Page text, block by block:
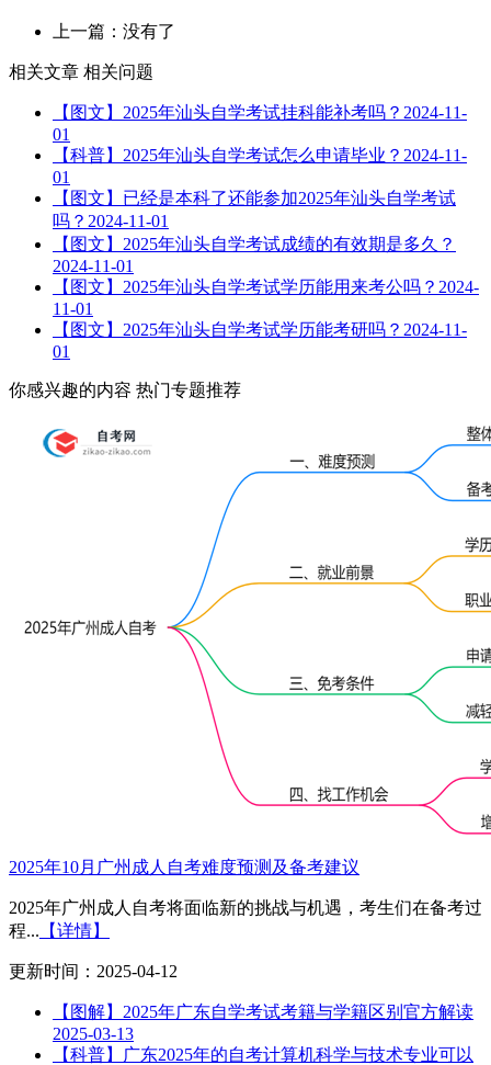
上一篇：没有了
相关文章 相关问题
【图文】2025年汕头自学考试挂科能补考吗？ 2024-11-
01
【科普】2025年汕头自学考试怎么申请毕业？ 2024-11-
01
【图文】已经是本科了还能参加2025年汕头自学考试
吗？ 2024-11-01
【图文】2025年汕头自学考试成绩的有效期是多久？
2024-11-01
【图文】2025年汕头自学考试学历能用来考公吗？ 2024-
11-01
【图文】2025年汕头自学考试学历能考研吗？ 2024-11-
01
你感兴趣的内容 热门专题推荐
2025年10月广州成人自考难度预测及备考建议
2025年广州成人自考将面临新的挑战与机遇，考生们在备考过
程... 【详情】
更新时间：2025-04-12
【图解】2025年广东自学考试考籍与学籍区别官方解读
2025-03-13
【科普】广东2025年的自考计算机科学与技术专业可以